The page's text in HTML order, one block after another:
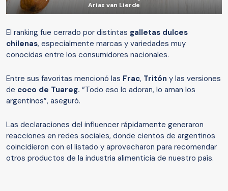
Arias van Lierde
El ranking fue cerrado por distintas galletas dulces
chilenas, especialmente marcas y variedades muy
conocidas entre los consumidores nacionales.
Entre sus favoritas mencionó las Frac, Tritón y las versiones
de coco de Tuareg. “Todo eso lo adoran, lo aman los
argentinos”, aseguró.
Las declaraciones del influencer rápidamente generaron
reacciones en redes sociales, donde cientos de argentinos
coincidieron con el listado y aprovecharon para recomendar
otros productos de la industria alimenticia de nuestro país.